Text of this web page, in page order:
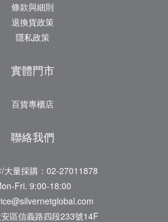
條款與細則
退換貨政策
隱私政策
實體門市
百貨專櫃店
聯絡我們
大量採購：02-27011878
Fri. 9:00-18:00
區信義路四段233號14F